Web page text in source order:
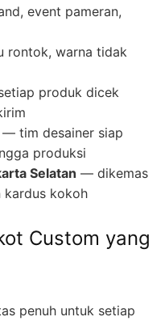
event pameran,
rontok, warna tidak
produk dicek
— tim desainer siap
produksi
Selatan — dikemas
kardus kokoh
Custom yang
penuh untuk setiap